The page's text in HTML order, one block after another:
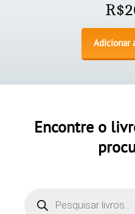
R$
Adicionar
Encontre o